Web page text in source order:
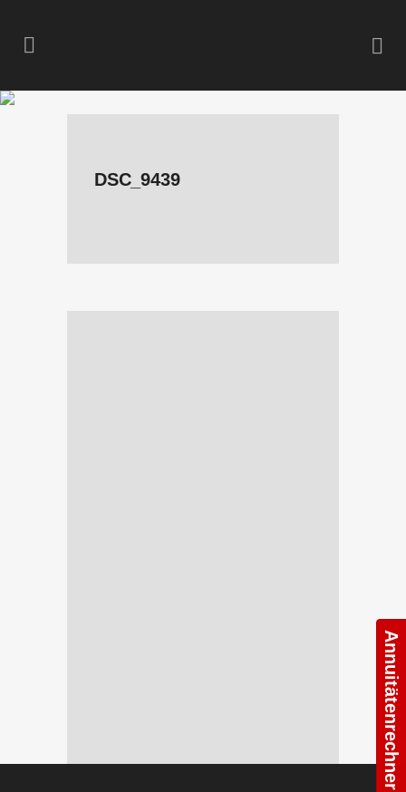
DSC_9439
Annuitätenrechner